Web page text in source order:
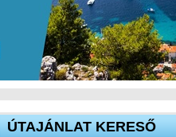
ÚTAJÁNLAT KERESŐ